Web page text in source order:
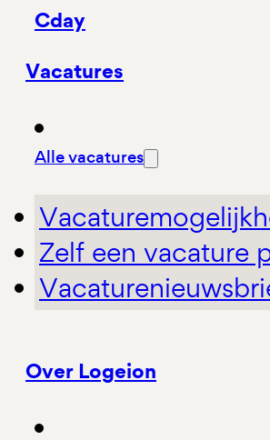
Cday
Vacatures
Alle vacatures
Zelf een vacature
Over Logeion